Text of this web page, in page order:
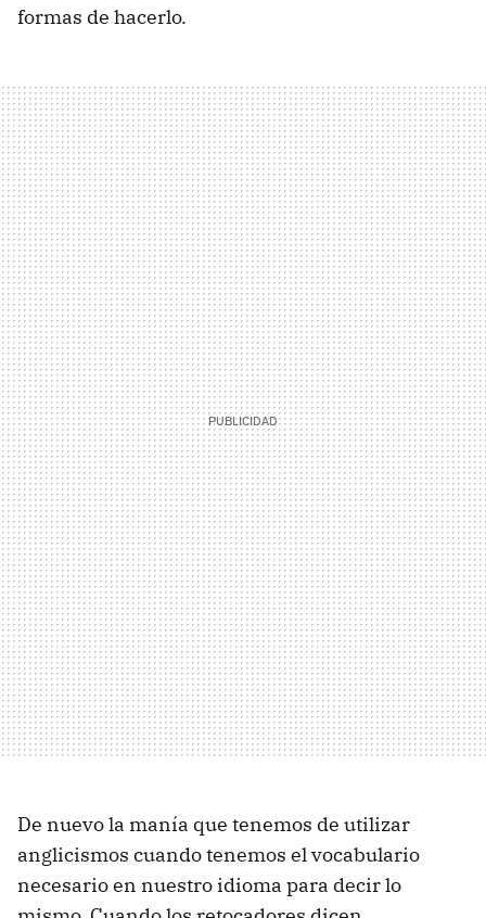
formas de hacerlo.
De nuevo la manía que tenemos de utilizar
anglicismos cuando tenemos el vocabulario
necesario en nuestro idioma para decir lo